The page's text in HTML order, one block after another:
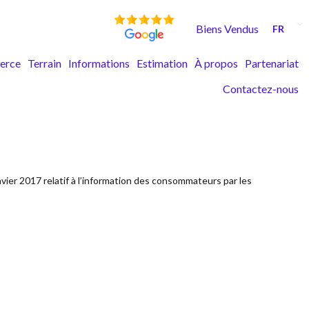
Biens Vendus FR
Terrain Informations Estimation À propos
Partenariat
Contactez-nous
2017 relatif à l’information des consommateurs par les